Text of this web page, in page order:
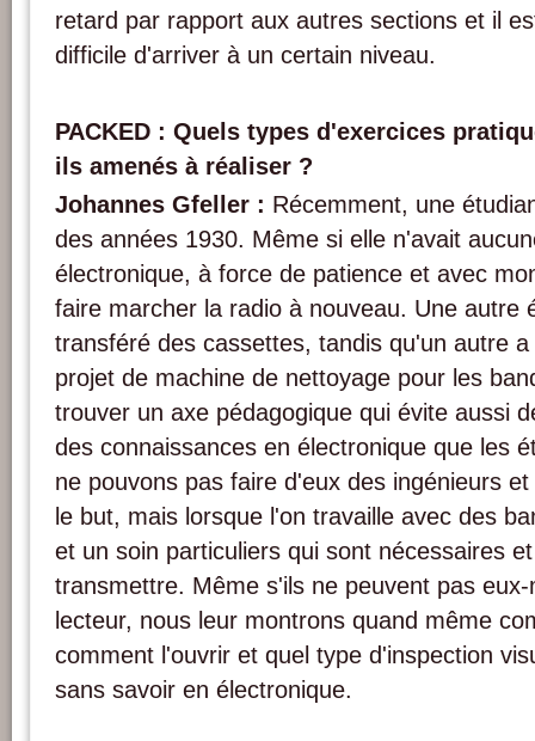
retard par rapport aux autres sections et il
difficile d'arriver à un certain niveau.
PACKED : Quels types d'exercices
ils amenés à réaliser ?
Johannes Gfeller : Récemment, une
des années 1930. Même si elle n'avait
électronique, à force de patience et avec
faire marcher la radio à nouveau. Une autre
transféré des cassettes, tandis qu'un autre
projet de machine de nettoyage pour les
trouver un axe pédagogique qui évite aussi
des connaissances en électronique que les
ne pouvons pas faire d'eux des ingénieurs
le but, mais lorsque l'on travaille avec des
et un soin particuliers qui sont nécessaires
transmettre. Même s'ils ne peuvent pas
lecteur, nous leur montrons quand même
comment l'ouvrir et quel type d'inspection
sans savoir en électronique.